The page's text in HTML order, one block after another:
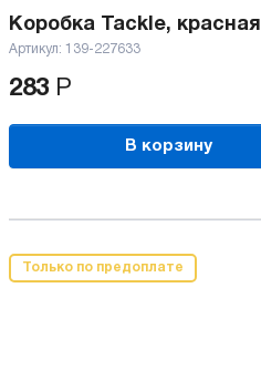
Коробка Tackle, красная
Артикул: 139-227633
283 Р
В корзину
Только по предоплате